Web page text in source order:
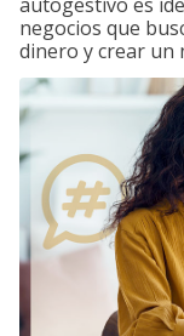
negocios que
dinero y crear un